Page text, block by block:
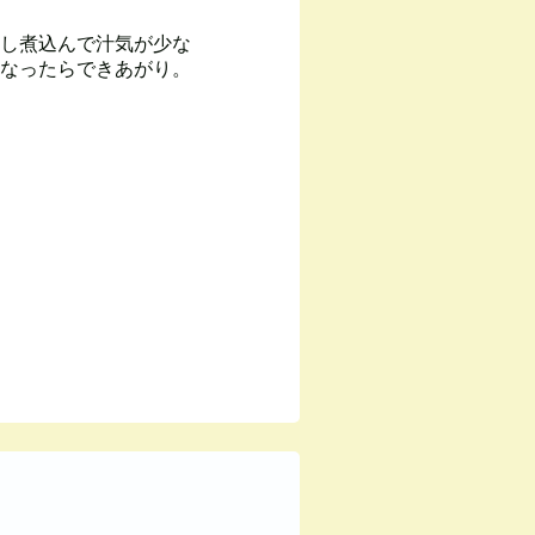
煮込んで汁気が少な
ったらできあがり。